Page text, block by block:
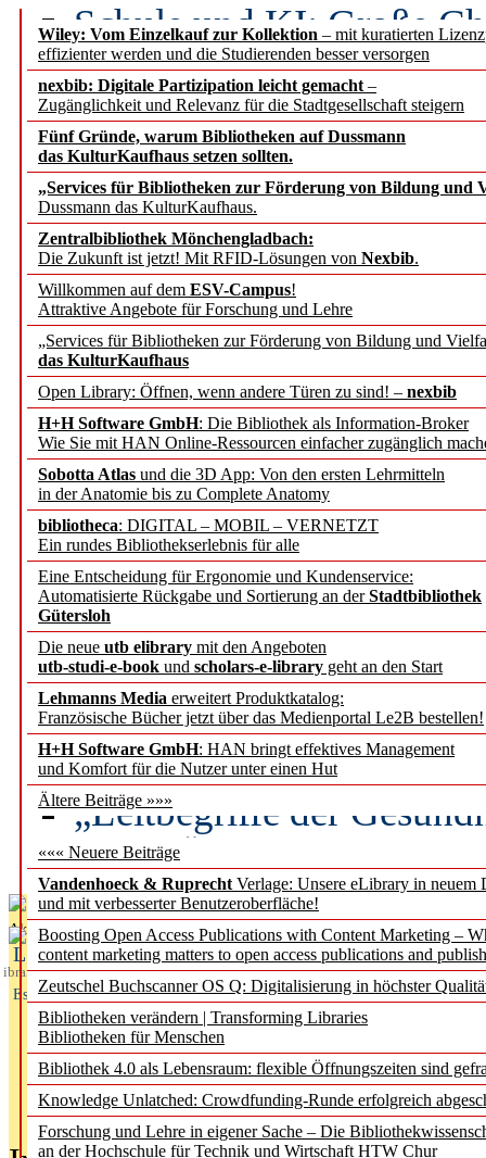
Wiley: Vom Einzelkauf zur Kollektion – mit kuratierten
effizienter werden und die Studierenden besser versorgen
nexbib: Digitale Partizipation leicht gemacht –
Zugänglichkeit und Relevanz für die Stadtgesellschaft steigern
Fünf Gründe, warum Bibliotheken auf Dussmann
das KulturKaufhaus setzen sollten.
„Services für Bibliotheken zur Förderung von Bildung und
Dussmann das KulturKaufhaus.
Zentralbibliothek Mönchengladbach:
Die Zukunft ist jetzt! Mit RFID-Lösungen von Nexbib.
Willkommen auf dem ESV-Campus!
Attraktive Angebote für Forschung und Lehre
„Services für Bibliotheken zur Förderung von Bildung und
das KulturKaufhaus
Open Library: Öffnen, wenn andere Türen zu sind! – nexbib
H+H Software GmbH: Die Bibliothek als Information-Broker
Wie Sie mit HAN Online-Ressourcen einfacher zugänglich
Sobotta Atlas und die 3D App: Von den ersten Lehrmitteln
in der Anatomie bis zu Complete Anatomy
bibliotheca: DIGITAL – MOBIL – VERNETZT
Ein rundes Bibliothekserlebnis für alle
Eine Entscheidung für Ergonomie und Kundenservice:
Automatisierte Rückgabe und Sortierung an derStadtbibliothek
Gütersloh
Die neue utb elibrary mit den Angeboten
utb-studi-e-book und scholars-e-library geht an den Start
Lehmanns Media erweitert Produktkatalog:
Französische Bücher jetzt über das Medienportal Le2B bestellen!
H+H Software GmbH: HAN bringt effektives Management
und Komfort für die Nutzer unter einen Hut
Ältere Beiträge »»»
««« Neuere Beiträge
Vandenhoeck & Ruprecht Verlage: Unsere eLibrary in neuem
und mit verbesserter Benutzeroberfläche!
Boosting Open Access Publications with Content Marketing –
content marketing matters to open access publications and
Zeutschel Buchscanner OS Q: Digitalisierung in höchster
Bibliotheken verändern | Transforming Libraries
Bibliotheken für Menschen
Bibliothek 4.0 als Lebensraum: flexible Öffnungszeiten sind
Knowledge Unlatched: Crowdfunding-Runde erfolgreich
Forschung und Lehre in eigener Sache – Die
an der Hochschule für Technik und Wirtschaft HTW Chur
Schule und KI: Große
Voraussetzungen
Erfolgreiches erstes
Segment Research –
angepasst
konstruktiv!
Mohr Siebeck
und die Zeitschrift für
Francke Attempto
EBSCO Information
Recherchefunktionen in
Sorbisches Institut neu
Geschichte und
Künstliche Intelligenz
besser zu verstehen
„Leitbegriffe der
des BIÖG erscheinen
Aktuelles aus
L
ibrary
Essentials